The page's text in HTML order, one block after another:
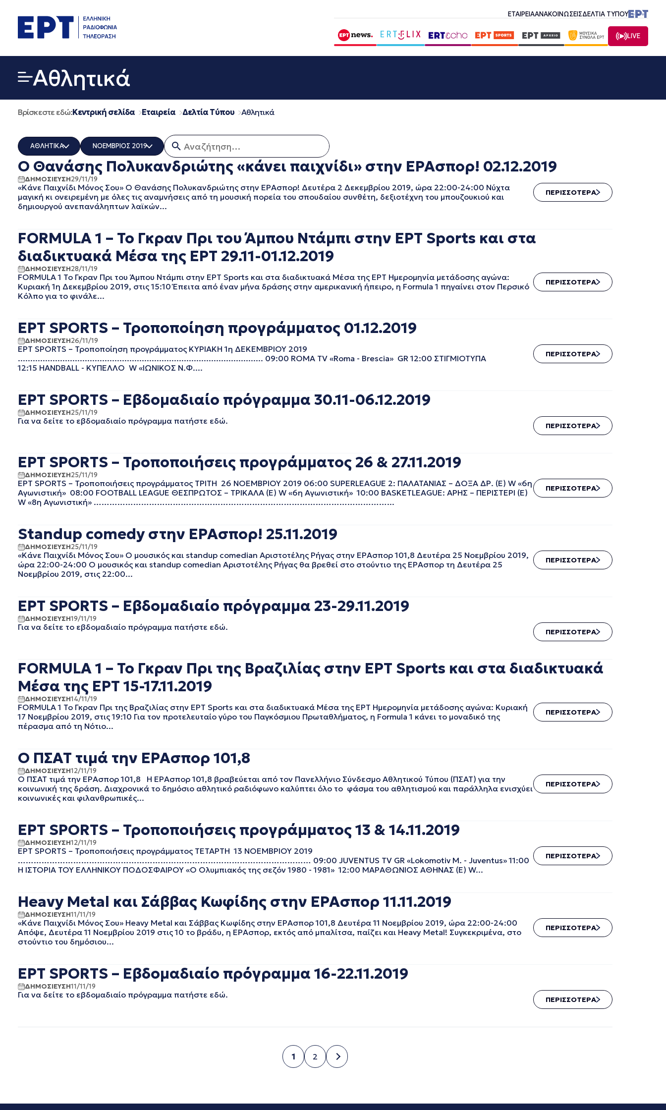
περιεχόμενο
ΕΤΑΙΡΕΙΑΑΝΑΚΟΙΝΩΣΕΙΣΔΕΛΤΙΑ ΤΥΠΟΥ
LIVE
Αθλητικά
Βρίσκεστε εδώ:Κεντρική σελίδα Εταιρεία Δελτία Τύπου Αθλητικά
ΑΘΛΗΤΙΚΑ
ΟΛΑ
ERT COSMOS
ERTECHO
ERTFLIX
EUROVISION - EBU
EΡΤ2 ΣΠΟΡ
EΡΤNEWS
ΓΕΝΙΚΗ
ΓΡΑΦΕΙΟ ΤΥΠΟΥ ΕΡΤ
ΚΙΝΗΜΑΤΟΓΡΑΦΙΚΕΣ
ΤΑΙΝΙΕΣ
ΠΟΛΙΤΙΣΜΟΣ
ΡΑΔΙΟΦΩΝΟ
ΤΗΛΕΟΡΑΣΗ
ΝΟΕΜΒΡΙΟΣ 2019
ΟΛΑ
ΔΕΚΕΜΒΡΙΟΣ 2025
ΝΟΕΜΒΡΙΟΣ 2025
ΟΚΤΩΒΡΙΟΣ 2025
ΣΕΠΤΕΜΒΡΙΟΣ 2025
ΙΟΥΛΙΟΣ 2025
ΜΑΙΟΣ 2025
ΑΠΡΙΛΙΟΣ 2025
ΜΑΡΤΙΟΣ 2025
ΦΕΒΡΟΥΑΡΙΟΣ 2025
ΑΥΓΟΥΣΤΟΣ 2024
ΙΟΥΛΙΟΣ 2024
ΙΟΥΝΙΟΣ 2024
ΜΑΙΟΣ 2024
ΜΑΡΤΙΟΣ 2024
ΝΟΕΜΒΡΙΟΣ 2023
ΟΚΤΩΒΡΙΟΣ 2023
ΑΥΓΟΥΣΤΟΣ 2023
ΜΑΡΤΙΟΣ 2023
ΦΕΒΡΟΥΑΡΙΟΣ 2023
ΙΑΝΟΥΑΡΙΟΣ 2023
ΝΟΕΜΒΡΙΟΣ 2022
ΑΥΓΟΥΣΤΟΣ 2022
ΙΟΥΛΙΟΣ 2022
ΙΟΥΝΙΟΣ 2022
ΜΑΙΟΣ 2022
ΑΠΡΙΛΙΟΣ 2022
ΙΑΝΟΥΑΡΙΟΣ 2022
ΔΕΚΕΜΒΡΙΟΣ 2021
ΝΟΕΜΒΡΙΟΣ 2021
ΙΟΥΛΙΟΣ 2021
ΙΟΥΝΙΟΣ 2021
ΜΑΙΟΣ 2021
ΑΠΡΙΛΙΟΣ 2021
ΜΑΡΤΙΟΣ 2021
ΦΕΒΡΟΥΑΡΙΟΣ 2021
ΝΟΕΜΒΡΙΟΣ 2020
ΟΚΤΩΒΡΙΟΣ 2020
ΣΕΠΤΕΜΒΡΙΟΣ 2020
ΑΥΓΟΥΣΤΟΣ 2020
ΜΑΙΟΣ 2020
ΑΠΡΙΛΙΟΣ 2020
ΜΑΡΤΙΟΣ 2020
ΦΕΒΡΟΥΑΡΙΟΣ 2020
ΙΑΝΟΥΑΡΙΟΣ 2020
ΝΟΕΜΒΡΙΟΣ 2019
ΟΚΤΩΒΡΙΟΣ 2019
ΣΕΠΤΕΜΒΡΙΟΣ 2019
ΑΥΓΟΥΣΤΟΣ 2019
ΙΟΥΛΙΟΣ 2019
ΑΠΡΙΛΙΟΣ 2019
ΜΑΡΤΙΟΣ 2019
ΦΕΒΡΟΥΑΡΙΟΣ 2019
ΑΠΡΙΛΙΟΣ 2018
Αναζήτηση για:
Ο Θανάσης Πολυκανδριώτης «κάνει παιχνίδι» στην ΕΡΑσπορ! 02.12.2019
ΔΗΜΟΣΙΕΥΣΗ29/11/19
«Κάνε Παιχνίδι Μόνος Σου» Ο Θανάσης Πολυκανδριώτης στην ΕΡΑσπορ! Δευτέρα 2 Δεκεμβρίου 2019, ώρα 22:00-24:00 Νύχτα
μαγική κι ονειρεμένη με όλες τις αναμνήσεις από τη μουσική πορεία του σπουδαίου συνθέτη, δεξιοτέχνη του μπουζουκιού και
δημιουργού ανεπανάληπτων λαϊκών...
ΠΕΡΙΣΣΟΤΕΡΑ
FORMULA 1 – Το Γκραν Πρι του Άμπου Ντάμπι στην ΕΡT Sports και στα
διαδικτυακά Μέσα της ΕΡΤ 29.11-01.12.2019
ΔΗΜΟΣΙΕΥΣΗ28/11/19
FORMULA 1 Το Γκραν Πρι του Άμπου Ντάμπι στην ΕΡT Sports και στα διαδικτυακά Μέσα της ΕΡΤ Ημερομηνία μετάδοσης αγώνα:
Κυριακή 1η Δεκεμβρίου 2019, στις 15:10 Έπειτα από έναν μήνα δράσης στην αμερικανική ήπειρο, η Formula 1 πηγαίνει στον Περσικό
Κόλπο για το φινάλε...
ΠΕΡΙΣΣΟΤΕΡΑ
ΕΡΤ SPORTS – Τροποποίηση προγράμματος 01.12.2019
ΔΗΜΟΣΙΕΥΣΗ26/11/19
ΕΡΤ SPORTS – Τροποποίηση προγράμματος ΚΥΡΙΑΚΗ 1η ΔΕΚΕΜΒΡΙΟΥ 2019
................................................................................................... 09:00 ROMA TV «Roma - Brescia» GR 12:00 ΣΤΙΓΜΙΟΤΥΠΑ
12:15 HANDBALL - ΚΥΠΕΛΛΟ W «ΙΩΝΙΚΟΣ Ν.Φ....
ΠΕΡΙΣΣΟΤΕΡΑ
ΕΡΤ SPORTS – Εβδομαδιαίο πρόγραμμα 30.11-06.12.2019
ΔΗΜΟΣΙΕΥΣΗ25/11/19
Για να δείτε το εβδομαδιαίο πρόγραμμα πατήστε εδώ. ΠΕΡΙΣΣΟΤΕΡΑ
ΕΡΤ SPORTS – Τροποποιήσεις προγράμματος 26 & 27.11.2019
ΔΗΜΟΣΙΕΥΣΗ25/11/19
ΕΡΤ SPORTS – Τροποποιήσεις προγράμματος ΤΡΙΤΗ 26 ΝΟΕΜΒΡΙΟΥ 2019 06:00 SUPERLEAGUE 2: ΠΑΛΑΤΑΝΙΑΣ – ΔΟΞΑ ΔΡ. (Ε) W «6η
Αγωνιστική» 08:00 FOOTBALL LEAGUE ΘΕΣΠΡΩΤΟΣ – ΤΡΙΚΑΛΑ (Ε) W «6η Αγωνιστική» 10:00 BASKETLEAGUE: ΑΡΗΣ – ΠΕΡΙΣΤΕΡΙ (Ε)
W «8η Αγωνιστική» …………………………………………………………………………………………………...
ΠΕΡΙΣΣΟΤΕΡΑ
Standup comedy στην ΕΡΑσπορ! 25.11.2019
ΔΗΜΟΣΙΕΥΣΗ25/11/19
«Κάνε Παιχνίδι Μόνος Σου» Ο μουσικός και standup comedian Αριστοτέλης Ρήγας στην ΕΡΑσπορ 101,8 Δευτέρα 25 Νοεμβρίου 2019,
ώρα 22:00-24:00 Ο μουσικός και standup comedian Αριστοτέλης Ρήγας θα βρεθεί στο στούντιο της ΕΡΑσπορ τη Δευτέρα 25
Νοεμβρίου 2019, στις 22:00...
ΠΕΡΙΣΣΟΤΕΡΑ
ΕΡΤ SPORTS – Εβδομαδιαίο πρόγραμμα 23-29.11.2019
ΔΗΜΟΣΙΕΥΣΗ19/11/19
Για να δείτε το εβδομαδιαίο πρόγραμμα πατήστε εδώ. ΠΕΡΙΣΣΟΤΕΡΑ
FORMULA 1 – Το Γκραν Πρι της Βραζιλίας στην ΕΡT Sports και στα διαδικτυακά
Μέσα της ΕΡΤ 15-17.11.2019
ΔΗΜΟΣΙΕΥΣΗ14/11/19
FORMULA 1 Το Γκραν Πρι της Βραζιλίας στην ΕΡT Sports και στα διαδικτυακά Μέσα της ΕΡΤ Ημερομηνία μετάδοσης αγώνα: Κυριακή
17 Νοεμβρίου 2019, στις 19:10 Για τον προτελευταίο γύρο του Παγκόσμιου Πρωταθλήματος, η Formula 1 κάνει το μοναδικό της
πέρασμα από τη Νότιο...
ΠΕΡΙΣΣΟΤΕΡΑ
Ο ΠΣΑΤ τιμά την ΕΡΑσπορ 101,8
ΔΗΜΟΣΙΕΥΣΗ12/11/19
Ο ΠΣΑΤ τιμά την ΕΡΑσπορ 101,8 Η ΕΡΑσπορ 101,8 βραβεύεται από τον Πανελλήνιο Σύνδεσμο Αθλητικού Τύπου (ΠΣΑΤ) για την
κοινωνική της δράση. Διαχρονικά το δημόσιο αθλητικό ραδιόφωνο καλύπτει όλο το φάσμα του αθλητισμού και παράλληλα ενισχύει
κοινωνικές και φιλανθρωπικές...
ΠΕΡΙΣΣΟΤΕΡΑ
ΕΡΤ SPORTS – Τροποποιήσεις προγράμματος 13 & 14.11.2019
ΔΗΜΟΣΙΕΥΣΗ12/11/19
ΕΡΤ SPORTS – Τροποποιήσεις προγράμματος ΤΕΤΑΡΤΗ 13 ΝΟΕΜΒΡΙΟΥ 2019
………………………………………………………………………………………………… 09:00 JUVENTUS TV GR «Lokomotiv M. - Juventus» 11:00
Η ΙΣΤΟΡΙΑ ΤΟΥ ΕΛΛΗΝΙΚΟΥ ΠΟΔΟΣΦΑΙΡΟΥ «Ο Ολυμπιακός της σεζόν 1980 - 1981» 12:00 ΜΑΡΑΘΩΝΙΟΣ ΑΘΗΝΑΣ (Ε) W...
ΠΕΡΙΣΣΟΤΕΡΑ
Heavy Metal και Σάββας Κωφίδης στην ΕΡΑσπορ 11.11.2019
ΔΗΜΟΣΙΕΥΣΗ11/11/19
«Κάνε Παιχνίδι Μόνος Σου» Heavy Metal και Σάββας Κωφίδης στην ΕΡΑσπορ 101,8 Δευτέρα 11 Νοεμβρίου 2019, ώρα 22:00-24:00
Απόψε, Δευτέρα 11 Νοεμβρίου 2019 στις 10 το βράδυ, η ΕΡΑσπορ, εκτός από μπαλίτσα, παίζει και Heavy Metal! Συγκεκριμένα, στο
στούντιο του δημόσιου...
ΠΕΡΙΣΣΟΤΕΡΑ
ΕΡΤ SPORTS – Εβδομαδιαίο πρόγραμμα 16-22.11.2019
ΔΗΜΟΣΙΕΥΣΗ11/11/19
Για να δείτε το εβδομαδιαίο πρόγραμμα πατήστε εδώ. ΠΕΡΙΣΣΟΤΕΡΑ
Σελίδα
1
Σελίδα
2